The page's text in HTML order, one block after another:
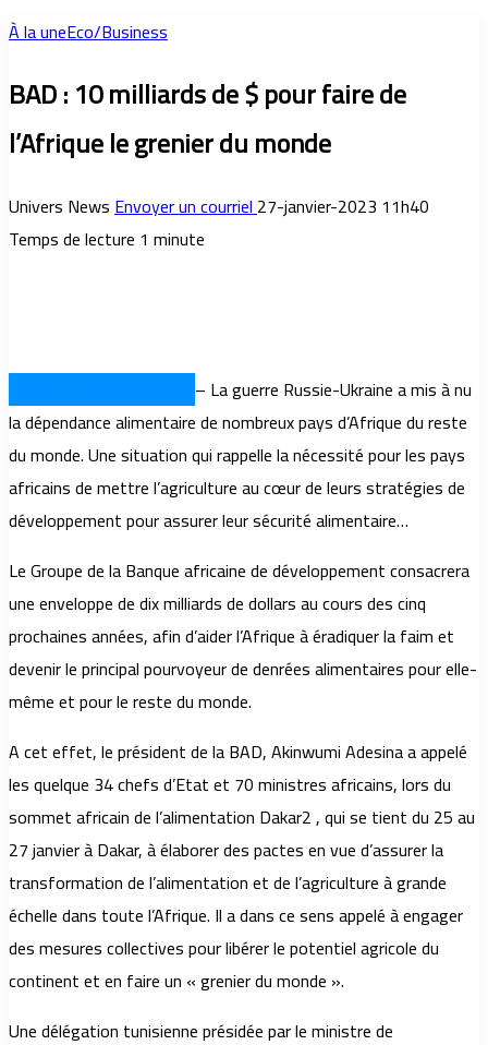
À la uneEco/Business
BAD : 10 milliards de $ pour faire de
l’Afrique le grenier du monde
Univers NewsEnvoyer un courriel27-janvier-2023 11h40
Temps de lecture 1 minute
– La guerre Russie-Ukraine a mis à nu
la dépendance alimentaire de nombreux pays d’Afrique du reste
du monde. Une situation qui rappelle la nécessité pour les pays
africains de mettre l’agriculture au cœur de leurs stratégies de
développement pour assurer leur sécurité alimentaire…
Le Groupe de la Banque africaine de développement consacrera
une enveloppe de dix milliards de dollars au cours des cinq
prochaines années, afin d’aider l’Afrique à éradiquer la faim et
devenir le principal pourvoyeur de denrées alimentaires pour elle-
même et pour le reste du monde.
A cet effet, le président de la BAD, Akinwumi Adesina a appelé
les quelque 34 chefs d’Etat et 70 ministres africains, lors du
sommet africain de l’alimentation Dakar2 , qui se tient du 25 au
27 janvier à Dakar, à élaborer des pactes en vue d’assurer la
transformation de l’alimentation et de l’agriculture à grande
échelle dans toute l’Afrique. Il a dans ce sens appelé à engager
des mesures collectives pour libérer le potentiel agricole du
continent et en faire un « grenier du monde ».
Une délégation tunisienne présidée par le ministre de